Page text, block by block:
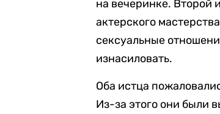
на вечеринке. Второй
актерского
сексуальные
изнасиловать.
Оба истца
Из-за этого они были